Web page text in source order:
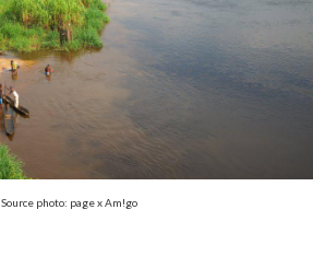
Source photo: page x Am!go